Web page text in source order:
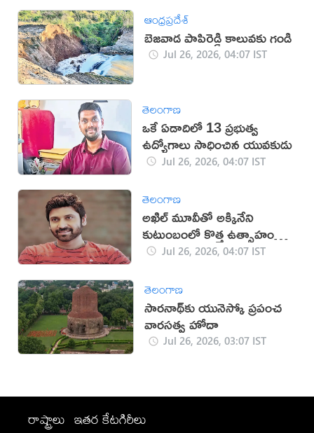
ఆంధ్రప్రదేశ్
బెజవాడ పాపిరెడ్డి కాలువకు గండి
Jul 26, 2026, 04:07 IST
తెలంగాణ
ఒకే ఏడాదిలో 13 ప్రభుత్వ
ఉద్యోగాలు సాధించిన యువకుడు
Jul 26, 2026, 04:07 IST
తెలంగాణ
అఖిల్ మూవీతో అక్కినేని
కుటుంబంలో కొత్త ఉత్సాహం:
సుమంత్
Jul 26, 2026, 04:07 IST
తెలంగాణ
సారనాథ్‌కు యునెస్కో ప్రపంచ
వారసత్వ హోదా
Jul 26, 2026, 03:07 IST
రాష్ట్రాలు ఇతర కేటగిరీలు